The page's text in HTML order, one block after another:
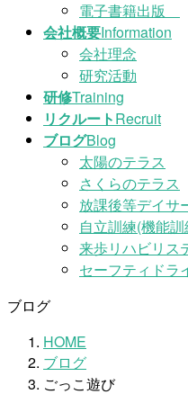
電子書籍出版
会社概要Information
会社理念
研究活動
研修Training
リクルートRecruit
ブログBlog
太陽のテラス
さくらのテラス
放課後等デイ
自立訓練(機能
来歩リハビリス
セーフティドラ
ブログ
HOME
ブログ
ごっこ遊び